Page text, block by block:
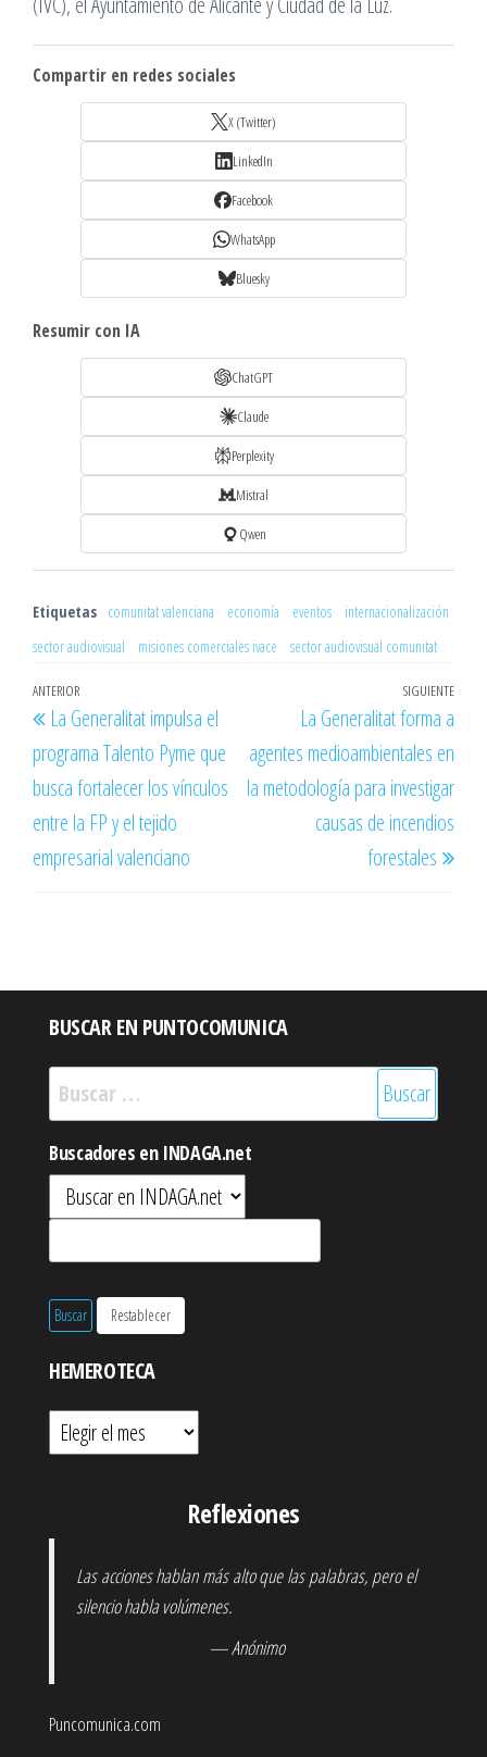
Compartir en redes sociales
X (Twitter)
LinkedIn
Facebook
WhatsApp
Bluesky
Resumir con IA
ChatGPT
Claude
Perplexity
Mistral
Qwen
Etiquetas comunitat valenciana economía eventos
internacionalización
sector audiovisual
misiones comerciales ivace sector audiovisual comunitat
Navegación
de
entradas
Entrada
anterior
ANTERIOR
La Generalitat impulsa el
programa Talento Pyme que
busca fortalecer los vínculos
entre la FP y el tejido
empresarial valenciano
SIGUIENTE
La Generalitat forma a
agentes medioambientales en
la metodología para investigar
causas de incendios
forestales
BUSCAR EN PUNTOCOMUNICA
Buscar:
Buscadores en INDAGA.net
HEMEROTECA
Hemeroteca
Reflexiones
Las acciones hablan más alto que las palabras, pero el
silencio habla volúmenes.
— Anónimo
Puncomunica.com